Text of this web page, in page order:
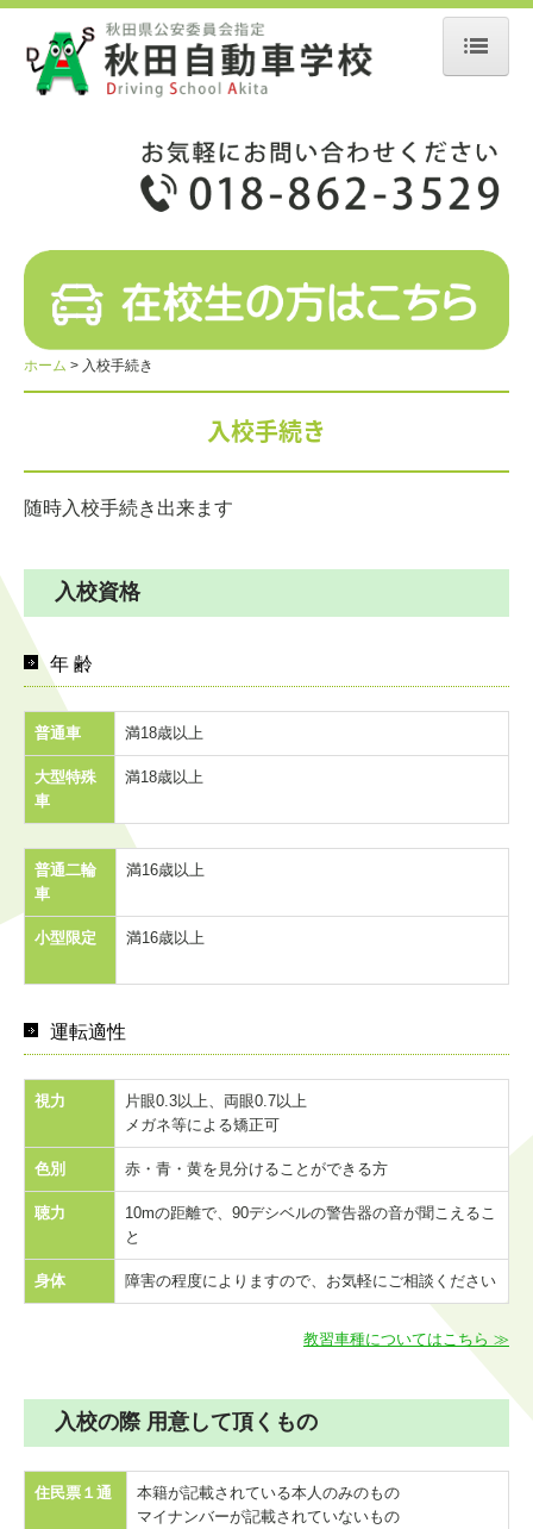
入校手続き
教習について
教習の流れ
教習車種
アクセス
ホーム 入校手続き
入校手続き
随時入校手続き出来ます
入校資格
年 齢
普通車 満18歳以上
大型特殊
車
満18歳以上
普通二輪
車
満16歳以上
小型限定 満16歳以上
運転適性
視力
片眼0.3以上、両眼0.7以上
メガネ等による矯正可
色別 赤・青・黄を見分けることができる方
聴力
10mの距離で、90デシベルの警告器の音が聞こえるこ
と
身体 障害の程度によりますので、お気軽にご相談ください
教習車種についてはこちら ≫
入校の際 用意して頂くもの
住民票１通
本籍が記載されている本人のみのもの
マイナンバーが記載されていないもの